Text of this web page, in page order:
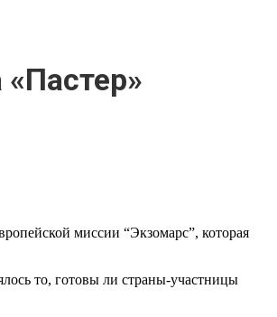
миссии “Экзомарс”, которая
то, готовы ли страны-участницы